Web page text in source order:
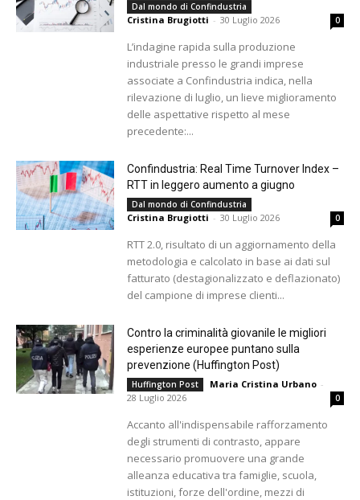
Dal mondo di Confindustria
Cristina Brugiotti - 30 Luglio 2026 0
L’indagine rapida sulla produzione
industriale presso le grandi imprese
associate a Confindustria indica, nella
rilevazione di luglio, un lieve miglioramento
delle aspettative rispetto al mese
precedente:...
Confindustria: Real Time Turnover Index –
RTT in leggero aumento a giugno
Dal mondo di Confindustria
Cristina Brugiotti - 30 Luglio 2026 0
RTT 2.0, risultato di un aggiornamento della
metodologia e calcolato in base ai dati sul
fatturato (destagionalizzato e deflazionato)
del campione di imprese clienti...
Contro la criminalità giovanile le migliori
esperienze europee puntano sulla
prevenzione (Huffington Post)
Huffington Post Maria Cristina Urbano -
28 Luglio 2026
0
Accanto all'indispensabile rafforzamento
degli strumenti di contrasto, appare
necessario promuovere una grande
alleanza educativa tra famiglie, scuola,
istituzioni, forze dell'ordine, mezzi di